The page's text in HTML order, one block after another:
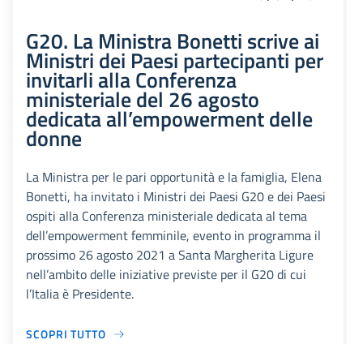
G20. La Ministra Bonetti scrive ai
Ministri dei Paesi partecipanti per
invitarli alla Conferenza
ministeriale del 26 agosto
dedicata all’empowerment delle
donne
La Ministra per le pari opportunità e la famiglia, Elena
Bonetti, ha invitato i Ministri dei Paesi G20 e dei Paesi
ospiti alla Conferenza ministeriale dedicata al tema
dell’empowerment femminile, evento in programma il
prossimo 26 agosto 2021 a Santa Margherita Ligure
nell’ambito delle iniziative previste per il G20 di cui
l’Italia è Presidente.
SCOPRI TUTTO